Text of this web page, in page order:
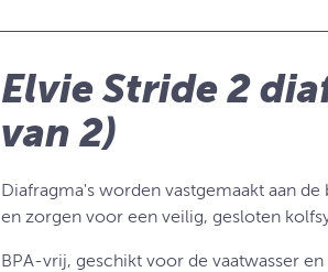
Elvie Stride 2
van 2)
Diafragma's worden vastgemaakt aan
en zorgen voor een veilig, gesloten
BPA-vrij, geschikt voor de vaatwasser